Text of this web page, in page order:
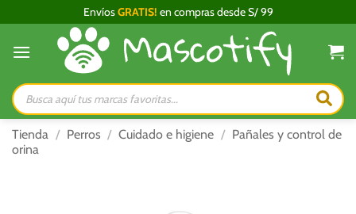
al
contenido
EnvíosGRATIS! en compras desde S/ 99
Búsqueda
de
productos
Tienda / Perros / Cuidado e higiene / Pañales y control de
orina